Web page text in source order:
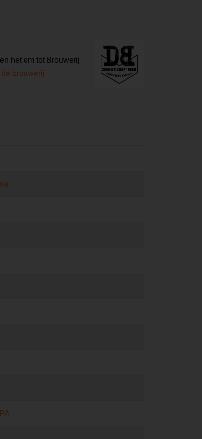
het om tot Brouwerij
de brouwerij